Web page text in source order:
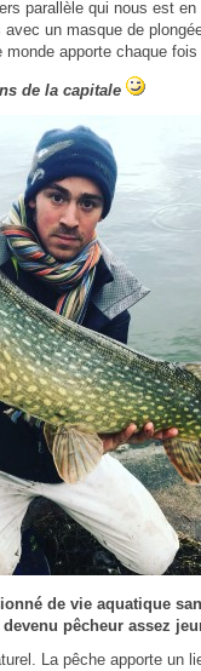
parallèle qui nous est
avec un masque de
apporte chaque
de la capitale
de vie aquatique
pêcheur assez
La pêche apporte un